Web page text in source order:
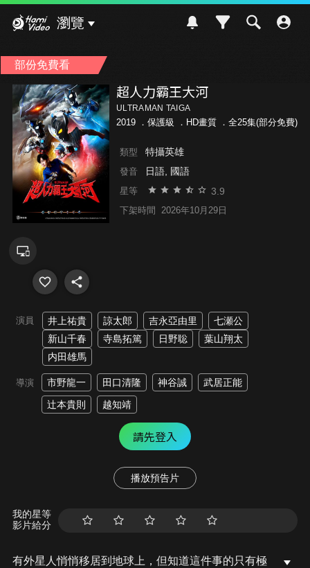
瀏覽
部份免費看
超人力霸王大河
ULTRAMAN TAIGA
2019 ． 保護級 ．HD畫質 ．全25集(部分免費)
類型 特攝英雄
發音 日語, 國語
星等 3.9
下架時間 2026年10月29日
演員 井上祐貴 諒太郎 吉永亞由里
七瀬公
新山千春
寺島拓篤 日野聡
葉山翔太
内田雄馬
導演 市野龍一 田口清隆 神谷誠
武居正能
辻本貴則
越知靖
請先登入
播放預告片
我的星等
影片給分
有外星人悄悄移居到地球上，但知道這件事的只有極